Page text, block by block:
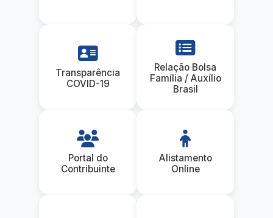
Transparência
COVID-19
Relação Bolsa
Família / Auxílio
Brasil
Portal do
Contribuinte
Alistamento
Online